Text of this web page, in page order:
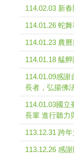
114.02.03 新
114.01.26 蛇
114.01.23 農
114.01.18 艋
114.01.09感
長者，弘揚佛
114.01.03國
長輩 進行聽力
113.12.31 跨
113.12.26 感